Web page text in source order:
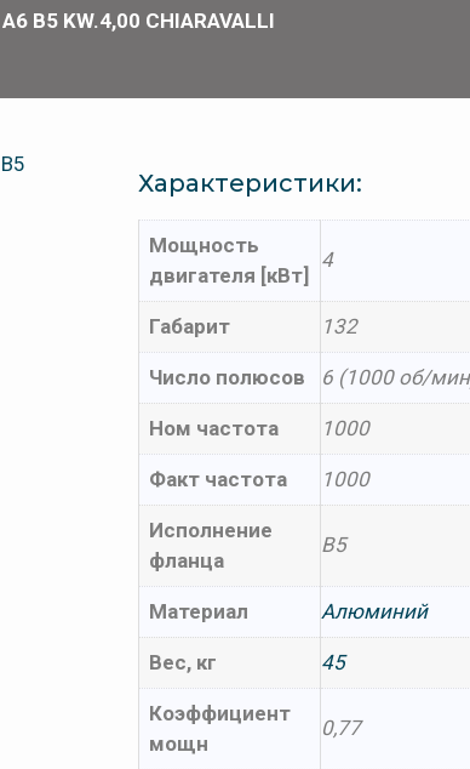
B5 KW.4,00 CHIARAVALLI
Характеристики:
Мощность
двигателя [кВт]
4
Габарит 132
Число полюсов 6 (1000 об/
Ном частота 1000
Факт частота 1000
Исполнение
фланца
B5
Материал Алюминий
Вес, кг 45
Коэффициент
мощн
0,77